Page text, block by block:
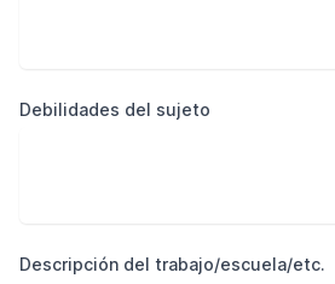
Debilidades del sujeto
Descripción del trabajo/escuela/etc.